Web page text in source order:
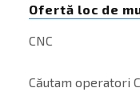
Ofertă loc de
CNC
Căutam operatori